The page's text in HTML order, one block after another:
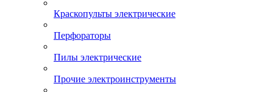
Краскопульты электрические
Перфораторы
Пилы электрические
Прочие электроинструменты